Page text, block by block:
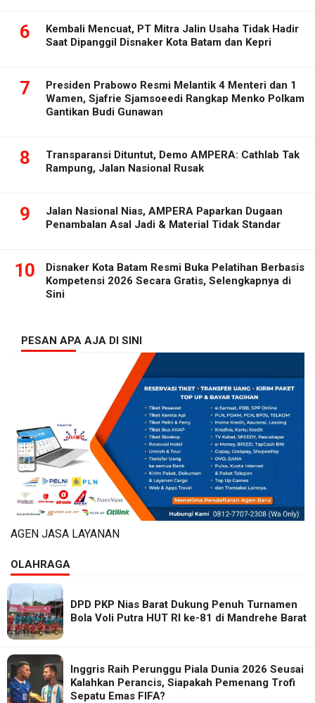
6
Kembali Mencuat, PT Mitra Jalin Usaha Tidak Hadir
Saat Dipanggil Disnaker Kota Batam dan Kepri
7
Presiden Prabowo Resmi Melantik 4 Menteri dan 1
Wamen, Sjafrie Sjamsoeedi Rangkap Menko Polkam
Gantikan Budi Gunawan
8
Transparansi Dituntut, Demo AMPERA: Cathlab Tak
Rampung, Jalan Nasional Rusak
9
Jalan Nasional Nias, AMPERA Paparkan Dugaan
Penambalan Asal Jadi & Material Tidak Standar
10
Disnaker Kota Batam Resmi Buka Pelatihan Berbasis
Kompetensi 2026 Secara Gratis, Selengkapnya di
Sini
PESAN APA AJA DI SINI
AGEN JASA LAYANAN
OLAHRAGA
DPD PKP Nias Barat Dukung Penuh Turnamen
Bola Voli Putra HUT RI ke-81 di Mandrehe Barat
Inggris Raih Perunggu Piala Dunia 2026 Seusai
Kalahkan Perancis, Siapakah Pemenang Trofi
Sepatu Emas FIFA?